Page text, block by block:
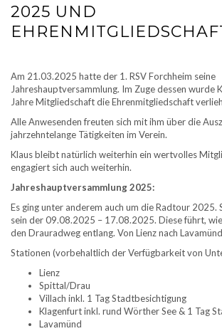
2025 UND
Am 21.03.2025 hatte der 1. RSV Forchheim seine
Jahreshauptversammlung. Im Zuge dessen wurde
Jahre Mitgliedschaft die Ehrenmitgliedschaft
Alle Anwesenden freuten sich mit ihm über die
jahrzehntelange Tätigkeiten im Verein.
Klaus bleibt natürlich weiterhin ein wertvolles
engagiert sich auch weiterhin.
Jahreshauptversammlung 2025:
Es ging unter anderem auch um die Radtour
sein der 09.08.2025 – 17.08.2025. Diese führt,
den Drauradweg entlang. Von Lienz nach
Stationen (vorbehaltlich der Verfügbarkeit von
Lienz
Spittal/Drau
Villach inkl. 1 Tag Stadtbesichtigung
Klagenfurt inkl. rund Wörther See & 1 Tag
Lavamünd